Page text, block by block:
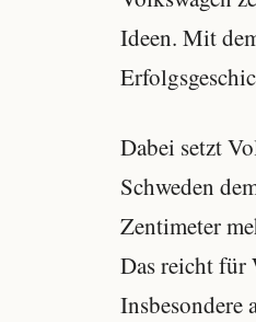
Ideen. Mit
Dabei setzt
Schweden
Zentimeter
Das reicht für